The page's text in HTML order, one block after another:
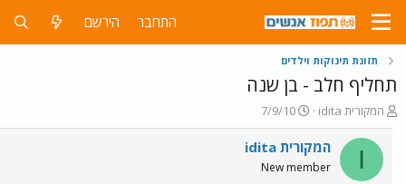
התחבר הירשם
תזונת תינוקות וילדים
תחליף חלב - בן שנה
פ
ו
ת
ח
ה
idita המקורית
פ
ו
ר
ם
7/9/10
I idita המקורית
New member